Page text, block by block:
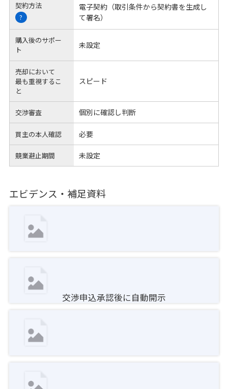
契約方法
?
電子契約（取引条件から契約書を生成し
て署名）
購入後のサポー
ト
未設定
売却において
最も重視するこ
と
スピード
交渉審査 個別に確認し判断
買主の本人確認 必要
競業避止期間 未設定
エビデンス・補足資料
交渉申込承認後に自動開示